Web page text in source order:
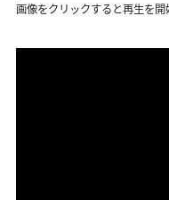
画像をクリックすると再生を開